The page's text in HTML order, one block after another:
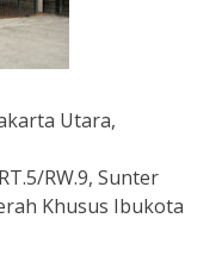
Utara,
RW.9, Sunter
Khusus Ibukota